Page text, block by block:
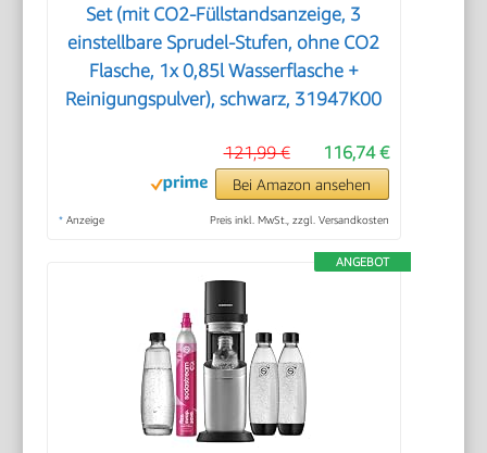
Set (mit CO2-Füllstandsanzeige, 3
einstellbare Sprudel-Stufen, ohne CO2
Flasche, 1x 0,85l Wasserflasche +
Reinigungspulver), schwarz, 31947K00
116,74 €
121,99 €
Bei Amazon ansehen
* Anzeige Preis inkl. MwSt., zzgl. Versandkosten
ANGEBOT